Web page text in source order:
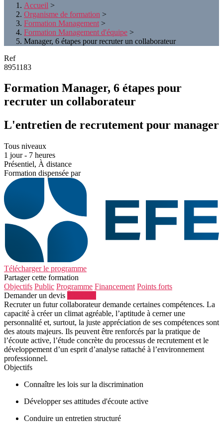
Accueil >
Organisme de formation >
Formation Management >
Formation Management d'équipe >
Manager, 6 étapes pour recruter un collaborateur
Ref
8951183
Formation Manager, 6 étapes pour
recruter un collaborateur
L'entretien de recrutement pour manager
Tous niveaux
1 jour - 7 heures
Présentiel, À distance
Formation dispensée par
Télécharger le programme
Partager cette formation
Objectifs Public Programme Financement Points forts
Demander un devis
Recruter un futur collaborateur demande certaines compétences. La
capacité à créer un climat agréable, l’aptitude à cerner une
personnalité et, surtout, la juste appréciation de ses compétences sont
des atouts majeurs. Ils peuvent être renforcés par la pratique de
l’écoute active, l’étude concrète du processus de recrutement et le
développement d’un esprit d’analyse rattaché à l’environnement
professionnel.
Objectifs
Connaître les lois sur la discrimination
Développer ses attitudes d'écoute active
Conduire un entretien structuré